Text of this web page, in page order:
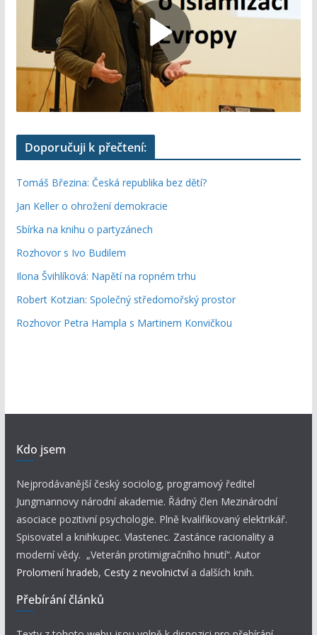
Doporučuji k přečtení:
Tomáš Březina: Česká republika bez dětí?
Jan Keller o ohrožení demokracie
Sbírka na knihu o partyzánech
Rozhovor s Ivo Budilem
Ilona Švihlíková: Napětí na ropném trhu
Robert Kotzian: Společný středomořský prostor
Rozhovor Petra Hampla s Martinem Konvičkou
Kdo jsem
Nejprodávanější český sociolog, programový ředitel
Jungmannovy národní akademie. Řádný člen Mezinárodní
asociace pozitivní psychologie. Plně kvalifikovaný elektrikář.
Spisovatel a knihkupec. Vlastenec. Zastánce racionality a
moderní vědy. „Veterán protimigračního hnutí“. Autor
Prolomení hradeb, Cesty z nevolnictví a dalších knih.
Přebírání článků